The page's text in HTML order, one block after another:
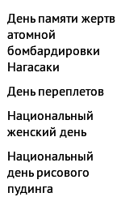
День памяти жертв
атомной
бомбардировки
Нагасаки
День переплетов
Национальный
женский день
Национальный
день рисового
пудинга